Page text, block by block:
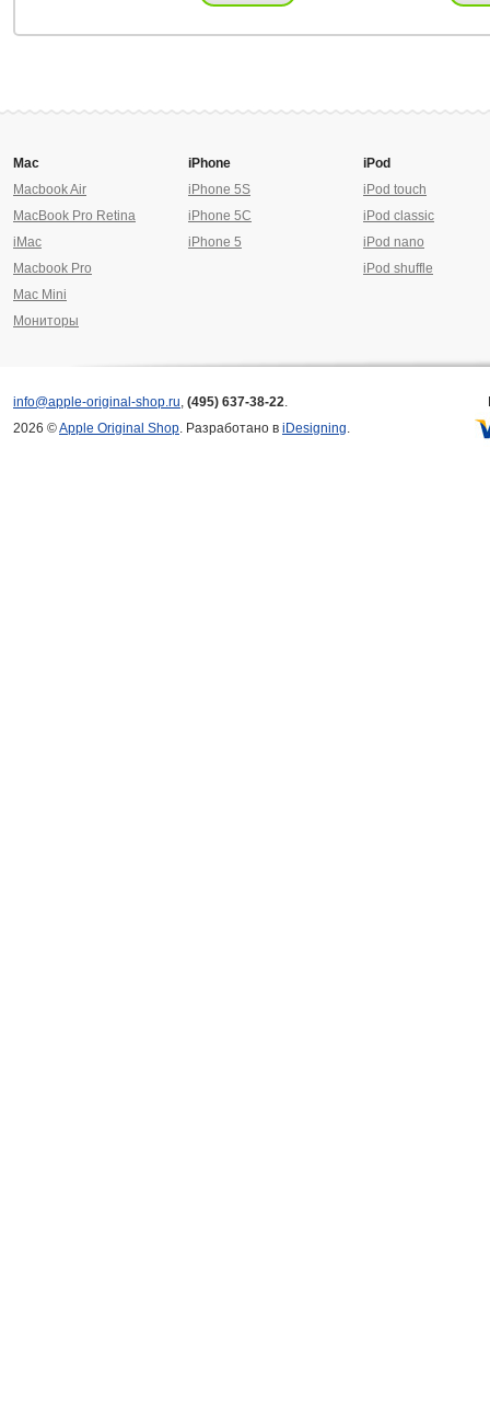
Mac
Macbook Air
MacBook Pro Retina
iMac
Macbook Pro
Mac Mini
Мониторы
iPhone
iPhone 5S
iPhone 5C
iPhone 5
iPod
iPod touch
iPod classic
iPod nano
iPod shuffle
info@apple-original-shop.ru, (495) 637-38-22.
2026 ©Apple Original Shop. Разработано в iDesigning.